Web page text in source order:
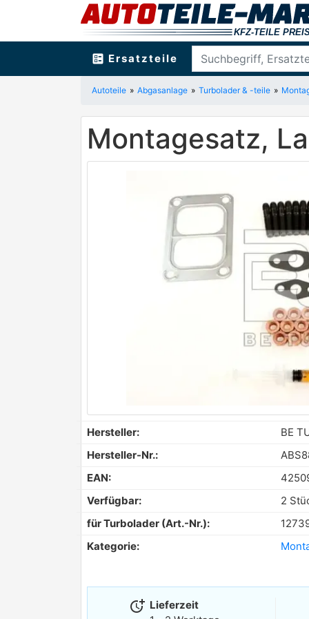
ballot Ersatzteile
Autoteile Abgasanlage Turbolader & -teile
Montagesatz,
Hersteller: BE
Hersteller-Nr.:
EAN:
Verfügbar:
2
für Turbolader (Art.-Nr.):
Kategorie:
more_time Lieferzeit